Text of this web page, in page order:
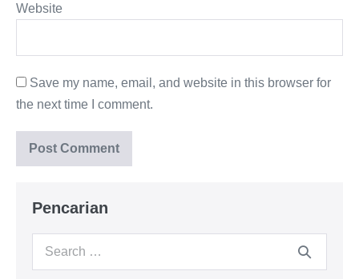
Website
Save my name, email, and website in this browser for
the next time I comment.
Pencarian
Search